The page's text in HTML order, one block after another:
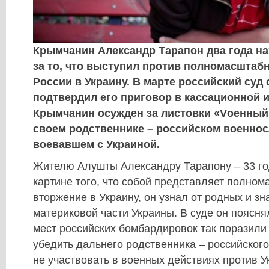
Крымчанин Александр Тарапон два года
за то, что выступил против
России в Украину. В марте российский суд
подтвердил его приговор в кассационной
Крымчанин осужден за листовки
своем родственнике – российском
воевавшем с Украиной.
Жителю Алушты Александру Тарапону – 33
картине того, что собой представляет
вторжение в Украину, он узнал от родных и
материковой части Украины. В суде он
мест российских бомбардировок так
убедить дальнего родственника –
не участвовать в военных действиях против